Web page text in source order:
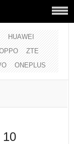
HUAWEI
ZTE
ONEPLUS
10